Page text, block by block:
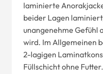
laminierte
beider Lagen
unangenehme Gefühl
wird. Im Allgemeinen
2-lagigen
Füllschicht ohne